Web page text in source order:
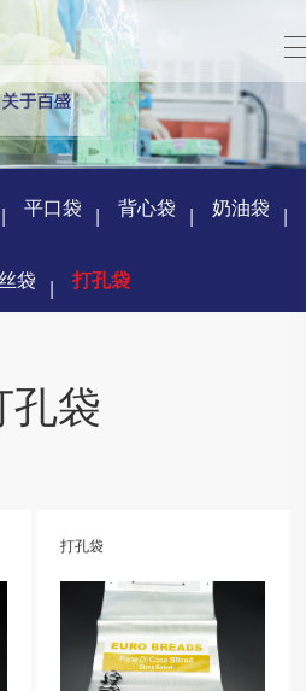
平口袋 背心袋 奶油袋
袋 打孔袋
孔袋
打孔袋